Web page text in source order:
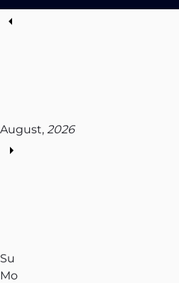
August, 2026
Su
Mo